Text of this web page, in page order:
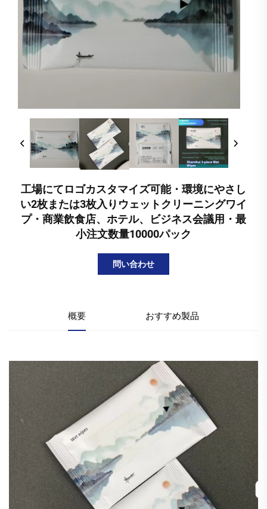
工場にてロゴカスタマイズ可能・環境にやさし
い2枚または3枚入りウェットクリーニングワイ
プ・商業飲食店、ホテル、ビジネス会議用・最
小注文数量10000パック
問い合わせ
概要 おすすめ製品